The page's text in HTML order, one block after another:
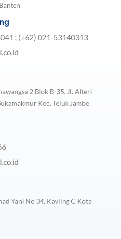
; (+62) 021-53140313
2 Blok B-35, Jl. Alteri
Kec. Teluk Jambe
Yani No 34, Kavling C Kota